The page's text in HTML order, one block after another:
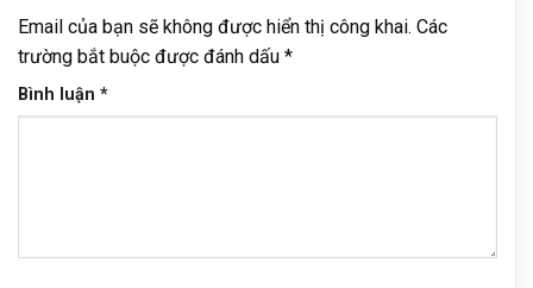
Email của bạn sẽ không được hiển thị công khai. Các
trường bắt buộc được đánh dấu *
Bình luận *